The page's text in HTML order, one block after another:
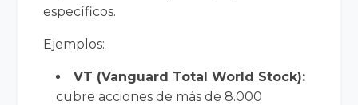
específicos.
Ejemplos:
VT (Vanguard Total World Stock):
cubre acciones de más de 8.000